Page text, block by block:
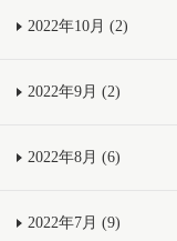
2022年10月 (2)
2022年9月 (2)
2022年8月 (6)
2022年7月 (9)